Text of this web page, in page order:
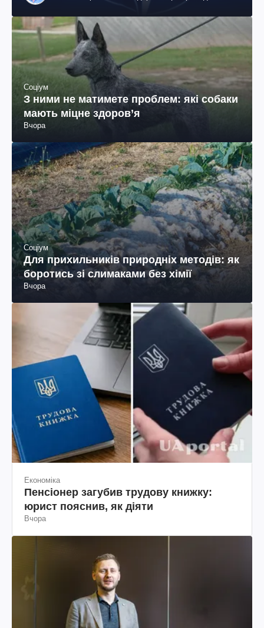
Соціум
З ними не матимете проблем: які собаки
мають міцне здоров’я
Вчора
Соціум
Для прихильників природніх методів: як
боротись зі слимаками без хімії
Вчора
Економіка
Пенсіонер загубив трудову книжку:
юрист пояснив, як діяти
Вчора